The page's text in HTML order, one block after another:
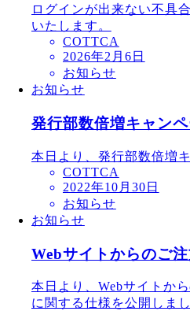
ログインが出来ない不具
いたします。
COTTCA
2026年2月6日
お知らせ
お知らせ
発行部数倍増キャンペ
本日より、発行部数倍増
COTTCA
2022年10月30日
お知らせ
お知らせ
Webサイトからのご
本日より、Webサイトか
に関する仕様を公開しま